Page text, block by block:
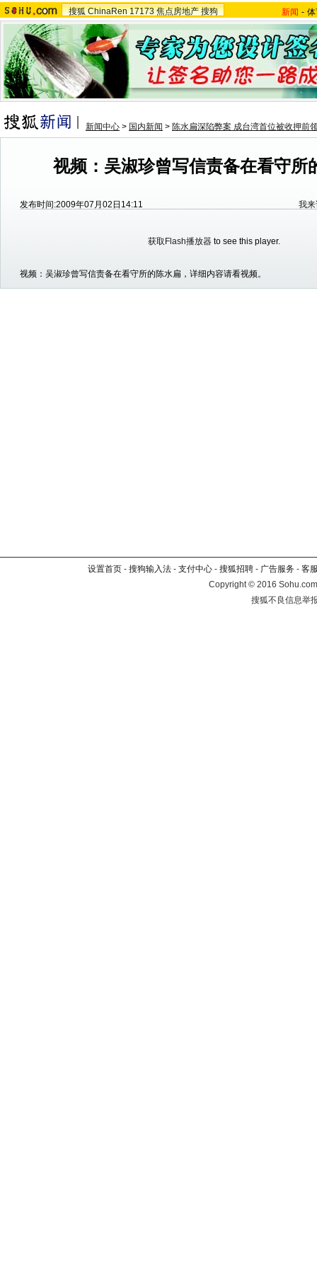
搜狐 ChinaRen 17173 焦点房地产 搜狗 新闻 -
新闻中心 > 国内新闻 > 陈水扁深陷弊案 成台湾首位被收押前
视频：吴淑珍曾写信责备在看守所
发布时间:2009年07月02日14:11 我
获取Flash播放器 to see this player.
视频：吴淑珍曾写信责备在看守所的陈水扁，详细内容请看视频。
设置首页 - 搜狗输入法 - 支付中心 - 搜狐招聘 - 广告服务 - 客
Copyright©2016
搜狐不良信息举